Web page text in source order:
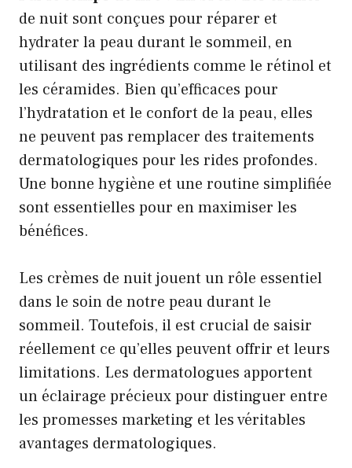
de nuit sont conçues pour réparer et
hydrater la peau durant le sommeil, en
utilisant des ingrédients comme le rétinol et
les céramides. Bien qu’efficaces pour
l’hydratation et le confort de la peau, elles
ne peuvent pas remplacer des traitements
dermatologiques pour les rides profondes.
Une bonne hygiène et une routine simplifiée
sont essentielles pour en maximiser les
bénéfices.
Les crèmes de nuit jouent un rôle essentiel
dans le soin de notre peau durant le
sommeil. Toutefois, il est crucial de saisir
réellement ce qu’elles peuvent offrir et leurs
limitations. Les dermatologues apportent
un éclairage précieux pour distinguer entre
les promesses marketing et les véritables
avantages dermatologiques.